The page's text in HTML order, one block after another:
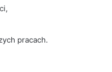
pracach.